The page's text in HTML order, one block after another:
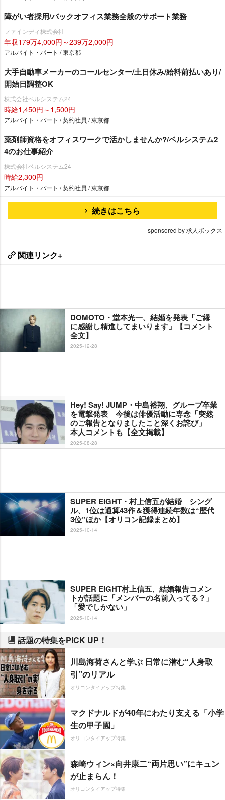
障がい者採用/バックオフィス業務全般のサポート業務
ファインディ株式会社
年収179万4,000円～239万2,000円
アルバイト・パート / 東京都
大手自動車メーカーのコールセンター/土日休み/給料前払いあり/
開始日調整OK
株式会社ベルシステム24
時給1,450円～1,500円
アルバイト・パート / 契約社員 / 東京都
薬剤師資格をオフィスワークで活かしませんか?/ベルシステム2
4のお仕事紹介
株式会社ベルシステム24
時給2,300円
アルバイト・パート / 契約社員 / 東京都
続きはこちら
sponsored by 求人ボックス
関連リンク+
DOMOTO・堂本光一、結婚を発表「ご縁
に感謝し精進してまいります」【コメント
全文】
2025-12-28
Hey! Say! JUMP・中島裕翔、グループ卒業
を電撃発表 今後は俳優活動に専念「突然
のご報告となりましたこと深くお詫び」
本人コメントも【全文掲載】
2025-08-28
SUPER EIGHT・村上信五が結婚 シング
ル、1位は通算43作＆獲得連続年数は“歴代
3位”ほか【オリコン記録まとめ】
2025-10-14
SUPER EIGHT村上信五、結婚報告コメン
トが話題に「メンバーの名前入ってる？」
「愛でしかない」
2025-10-14
話題の特集をPICK UP！
川島海荷さんと学ぶ 日常に潜む“人身取
引”のリアル
オリコンタイアップ特集
マクドナルドが40年にわたり支える「小学
生の甲子園」
オリコンタイアップ特集
森崎ウィン×向井康二“両片思い”にキュン
が止まらん！
オリコンタイアップ特集